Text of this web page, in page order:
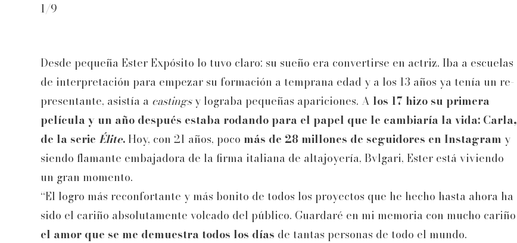
1/9
Desde pequeña Ester Expósito lo tuvo claro: su sueño era convertirse en actriz. Iba a escuelas
de interpretación para empezar su formación a temprana edad y a los 13 años ya tenía un re-
presentante, asistía a castingsy lograba pequeñas apariciones. A los 17 hizo su primera
película y un año después estaba rodando para el papel que le cambiaría la vida: Carla,
de la serie Élite.Hoy, con 21 años, poco más de 28 millones de seguidores en Instagram y
siendo flamante embajadora de la firma italiana de altajoyería, Bvlgari, Ester está viviendo
un gran momento.
“El logro más reconfortante y más bonito de todos los proyectos que he hecho hasta ahora ha
sido el cariño absolutamente volcado del público. Guardaré en mi memoria con mucho cariño
el amor que se me demuestra todos los días de tantas personas de todo el mundo.